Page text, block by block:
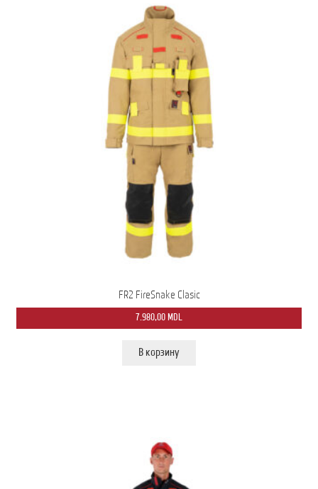
FR2 FireSnake Clasic
7.980,00 MDL
В корзину